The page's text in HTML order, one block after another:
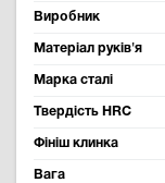
Виробник
Матеріал руків'я
Марка сталі
Твердість HRC
Фініш клинка
Вага